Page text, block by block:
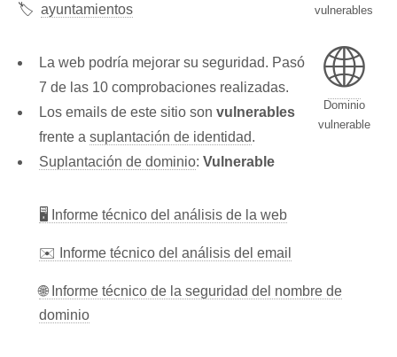
vulnerables
🌐
Dominio
vulnerable
🏷️ ayuntamientos
La web podría mejorar su seguridad. Pasó
7 de las 10 comprobaciones realizadas.
Los emails de este sitio son vulnerables
frente a suplantación de identidad.
Suplantación de dominio: Vulnerable
🖥 Informe técnico del análisis de la web
✉️ Informe técnico del análisis del email
🌐 Informe técnico de la seguridad del nombre de
dominio